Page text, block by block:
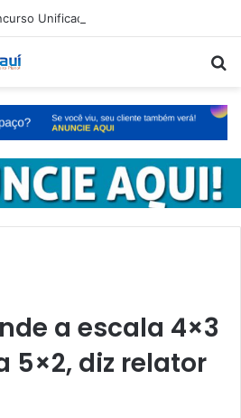
a escala 4×3
5×2, diz relator